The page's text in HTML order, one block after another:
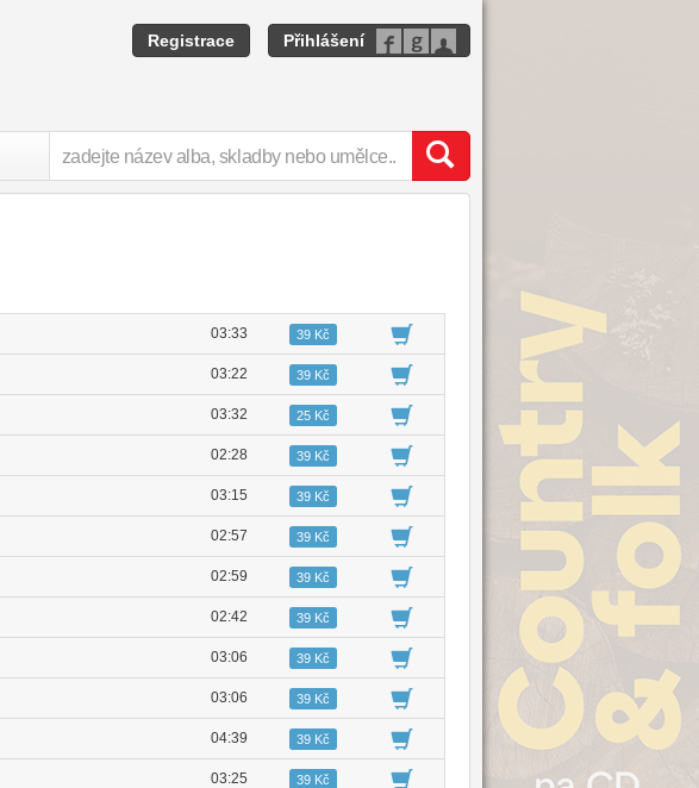
Registrace Přihlášení
03:33 39 Kč
03:22 39 Kč
03:32 25 Kč
02:28 39 Kč
03:15 39 Kč
02:57 39 Kč
02:59 39 Kč
02:42 39 Kč
03:06 39 Kč
03:06 39 Kč
04:39 39 Kč
03:25 39 Kč